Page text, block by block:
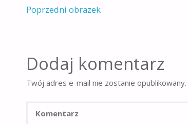
Poprzedni obrazek
Dodaj komentarz
Twój adres e-mail nie zostanie opublikowany.